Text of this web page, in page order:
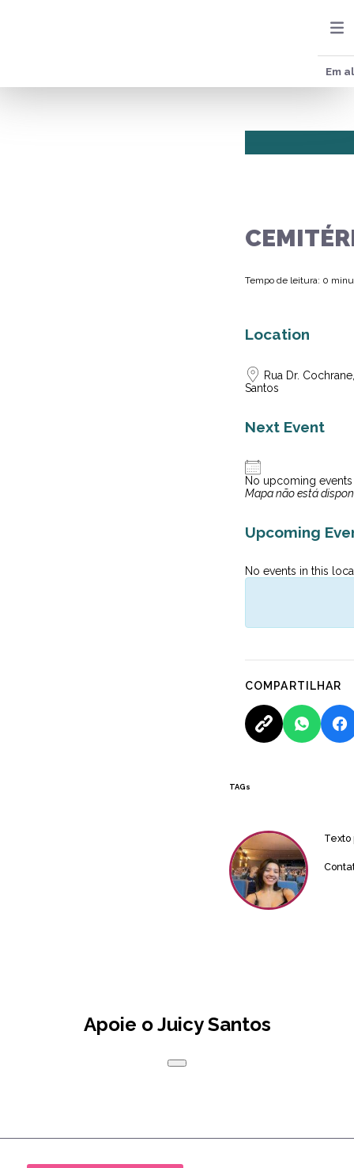
Em
Tempo de leitura: 0
Location
Rua Dr.
Santos
Next Event
No upcoming events
Mapa não está
Upcoming
No events in this
COMPARTILHAR
TAGs
Texto
Apoie o Juicy Santos